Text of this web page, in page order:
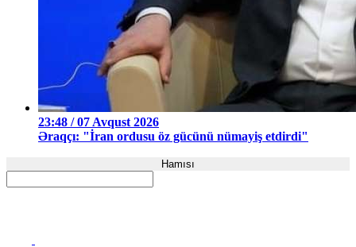
23:48 / 07 Avqust 2026
Əraqçı: "İran ordusu öz gücünü nümayiş etdirdi"
Hamısı